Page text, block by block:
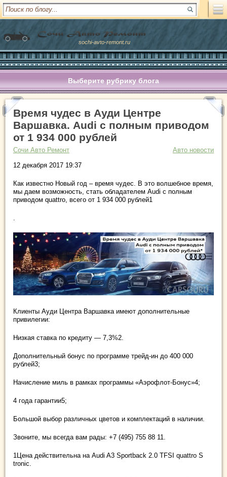
sochi-avto-remont.ru
Выберите рубрику блога
Время чудес в Ауди Центре
Варшавка. Audi с полным приводом
от 1 934 000 рублей
Сочи Авто Ремонт
Авто новости
12 декабря 2017 19:37
Как известно Новый год – время чудес. В это волшебное время,
мы даем возможность, стать обладателем Audi с полным
приводом quattro, всего от 1 934 000 рублей1
.
Клиенты Ауди Центра Варшавка имеют дополнительные
привилегии:
Низкая ставка по кредиту — 7,3%2.
Дополнительный бонус по программе трейд-ин до 400 000
рублей3;
Начисление миль в рамках программы «Аэрофлот-Бонус»4;
4 года гарантии5;
Большой выбор различных цветов и комплектаций в наличии.
Звоните, мы всегда вам рады: +7 (495) 755 88 11.
1Цена действительна на Audi A3 Sportback 2.0 TFSI quattro S
tronic.